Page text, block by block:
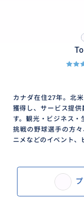
費用についての考
飲食、立ち寄り先
となります。その
由度があります。
日にも、食や立ち
も対応可能です。
マニトゥリン島の
ドの言葉によって
「意味のある場所
の価値です。トロ
カナダ在住27年。北
獲得し、サービス提
す。観光・ビジネス
挑戦の野球選手の方
ニメなどのイベント、